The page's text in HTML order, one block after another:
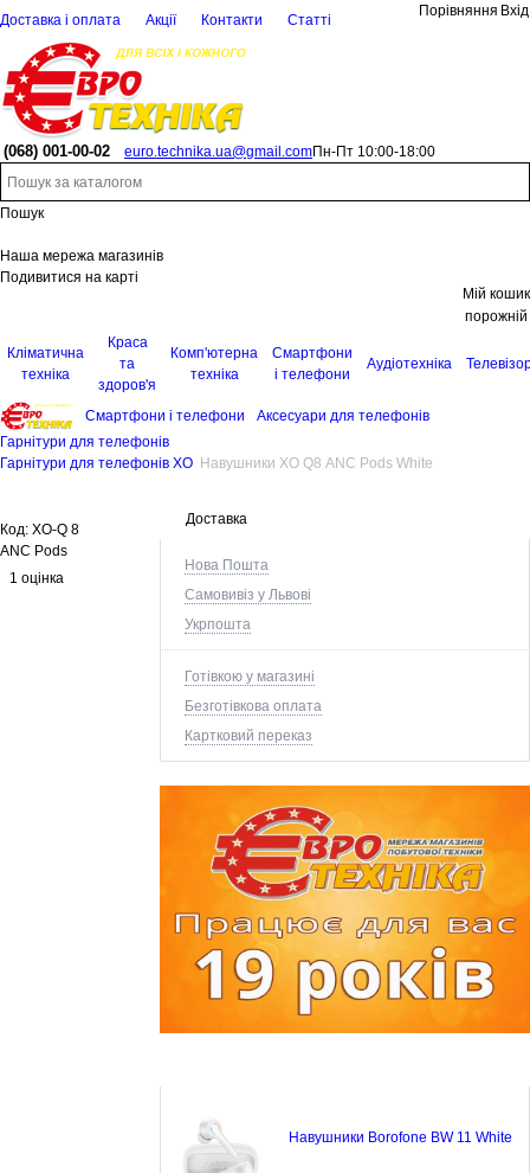
Доставка і оплата Акції Контакти Статті
Порівняння Вхід
(068) 001-00-02 euro.technika.ua@gmail.comПн-Пт 10:00-18:00
Пошук
Наша мережа магазинів
Подивитися на карті
Мій кошик
порожній
Кліматична
техніка
Краса
та
здоров'я
Комп'ютерна
техніка
Смартфони
і телефони
Аудіотехніка
Смартфони і телефони
Аксесуари для телефонів
Гарнітури для телефонів
Гарнітури для телефонів XO Навушники XO Q8 ANC Pods White
Доставка
Нова Пошта
Самовивіз у Львові
Укрпошта
Готівкою у магазині
Безготівкова оплата
Картковий переказ
Навушники Borofone BW 11 White
Код: XO-Q 8
ANC Pods
1 оцінка